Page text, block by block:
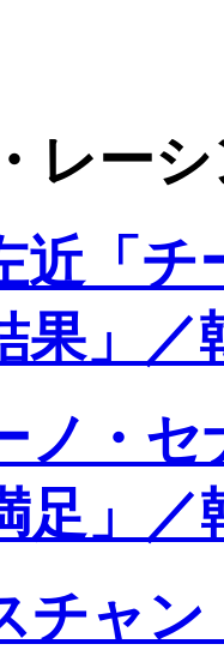
レー
近「チ
果」／
ノ・
足」／
チャン